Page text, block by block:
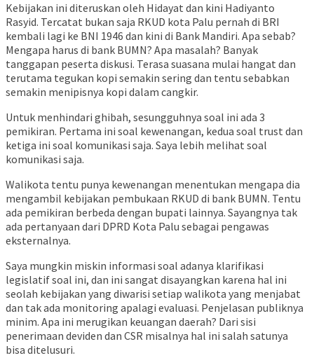
Kebijakan ini diteruskan oleh Hidayat dan kini Hadiyanto
Rasyid. Tercatat bukan saja RKUD kota Palu pernah di BRI
kembali lagi ke BNI 1946 dan kini di Bank Mandiri. Apa sebab?
Mengapa harus di bank BUMN? Apa masalah? Banyak
tanggapan peserta diskusi. Terasa suasana mulai hangat dan
terutama tegukan kopi semakin sering dan tentu sebabkan
semakin menipisnya kopi dalam cangkir.
Untuk menhindari ghibah, sesungguhnya soal ini ada 3
pemikiran. Pertama ini soal kewenangan, kedua soal trust dan
ketiga ini soal komunikasi saja. Saya lebih melihat soal
komunikasi saja.
Walikota tentu punya kewenangan menentukan mengapa dia
mengambil kebijakan pembukaan RKUD di bank BUMN. Tentu
ada pemikiran berbeda dengan bupati lainnya. Sayangnya tak
ada pertanyaan dari DPRD Kota Palu sebagai pengawas
eksternalnya.
Saya mungkin miskin informasi soal adanya klarifikasi
legislatif soal ini, dan ini sangat disayangkan karena hal ini
seolah kebijakan yang diwarisi setiap walikota yang menjabat
dan tak ada monitoring apalagi evaluasi. Penjelasan publiknya
minim. Apa ini merugikan keuangan daerah? Dari sisi
penerimaan deviden dan CSR misalnya hal ini salah satunya
bisa ditelusuri.